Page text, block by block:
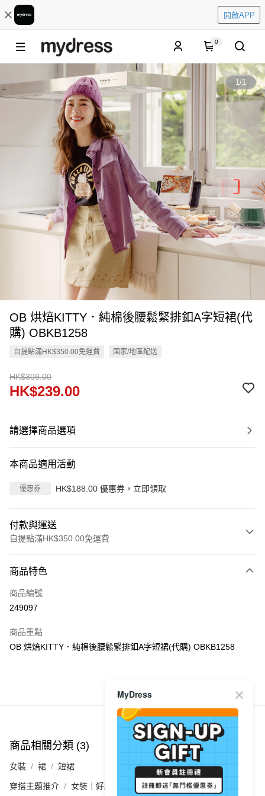
開啟APP
0
1/1
OB 烘焙KITTY．純棉後腰鬆緊排釦A字短裙(代
購) OBKB1258
自提點滿HK$350.00免運費 國家/地區配送
HK$309.00
HK$239.00
請選擇商品選項
本商品適用活動
優惠券 HK$188.00 優惠券，立即領取
付款與運送
自提點滿HK$350.00免運費
信用卡
Apple Pay
PayMe
每筆HK$40.00，滿HK$350.00或以上免運費
付款後順豐站及營業點
每筆HK$40.00，滿HK$350.00或以上免運費
付款後順豐合作便利店
商品特色
商品編號
249097
商品重點
OB 烘焙KITTY．純棉後腰鬆緊排釦A字短裙(代購) OBKB1258
商品推薦
商品相關分類 (3)
女裝 裙 短裙
穿搭主題推介 女裝｜好感穿搭 氣質裙裝💕
MyDress